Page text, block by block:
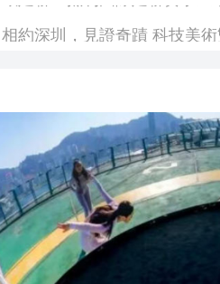
相約深圳，
美股觀望非農數據 道指跌逾
有片丨孕婦羊水破裂即將臨
東涌巴士撞電單車 巴士司機涉
有片丨清淡不等於吃素！ 清